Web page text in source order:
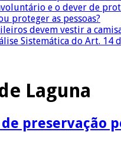
e o dever de
proteger as pessoas?
devem vestir a
Sistemática do Art. 14
Laguna
preservação